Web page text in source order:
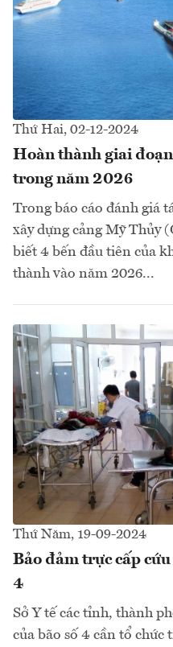
Thứ Hai, 02-12-2024
Hoàn thành giai
trong năm 2026
Trong báo cáo đánh giá
xây dựng cảng Mỹ Thủy
biết 4 bến đầu tiên của
thành vào năm 2026...
Thứ Năm, 19-09-2024
Bảo đảm trực cấp
4
Sở Y tế các tỉnh, thành
của bão số 4 cần tổ